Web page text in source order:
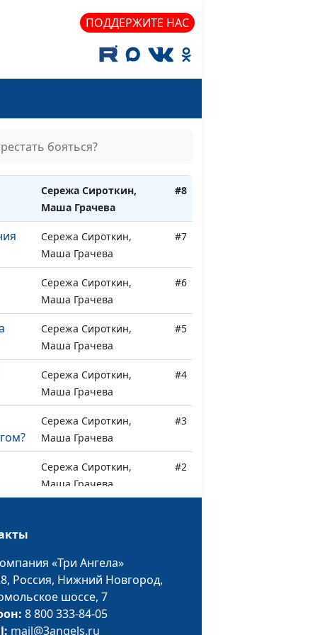
ПОДДЕРЖИТЕ НАС
бояться?
Сережа Сироткин,
Сережа Сироткин,
Маша Грачева
#8
Сережа Сироткин,
Маша Грачева
#7
Сережа Сироткин,
Маша Грачева
#6
Сережа Сироткин,
Маша Грачева
#5
Сережа Сироткин,
Маша Грачева
#4
Сережа Сироткин,
Маша Грачева
#3
Сережа Сироткин,
Маша Грачева
#2
«Три Ангела»
Россия, Нижний Новгород,
шоссе, 7
8 800 333-84-05
mail@3angels.ru